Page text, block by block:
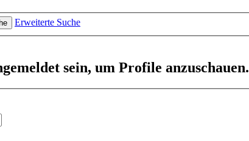
Erweiterte Suche
sein, um Profile anzuschauen.